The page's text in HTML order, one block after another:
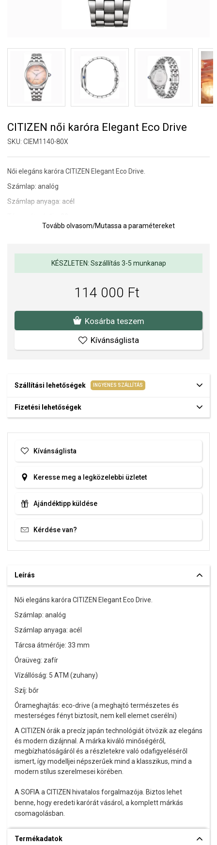
CITIZEN női karóra Elegant Eco Drive
SKU: CIEM1140-80X
Női elegáns karóra CITIZEN Elegant Eco Drive.
Számlap: analóg
Számlap anyaga: acél
mesterséges fényt biztosít, nem kell elemet cserélni)
modern dizájnnal. A márka kiváló minőségéről,
megbízhatóságáról és a részletekre való odafigyeléséről ismert,
így modelljei népszerűek mind a klasszikus, mind a modern stílus
Tovább olvasom/Mutassa a paramétereket
KÉSZLETEN: Sszállítás 3-5 munkanap
114 000 Ft
Kosárba teszem
Kívánságlista
Szállítási lehetőségek INGYENES SZÁLLÍTÁS
Fizetési lehetőségek
Kívánságlista
Keresse meg a legközelebbi üzletet
Ajándéktipp küldése
Kérdése van?
Leírás
Női elegáns karóra CITIZEN Elegant Eco Drive.
Számlap: analóg
Számlap anyaga: acél
Tárcsa átmérője: 33 mm
Óraüveg: zafír
Vízállóság: 5 ATM (zuhany)
Szíj: bőr
Órameghajtás: eco-drive (a meghajtó természetes és
mesterséges fényt biztosít, nem kell elemet cserélni)
A CITIZEN órák a precíz japán technológiát ötvözik az elegáns
és modern dizájnnal. A márka kiváló minőségéről,
megbízhatóságáról és a részletekre való odafigyeléséről
ismert, így modelljei népszerűek mind a klasszikus, mind a
modern stílus szerelmesei körében.
A SOFIA a CITIZEN hivatalos forgalmazója. Biztos lehet
benne, hogy eredeti karórát vásárol, a komplett márkás
csomagolásban.
Termékadatok